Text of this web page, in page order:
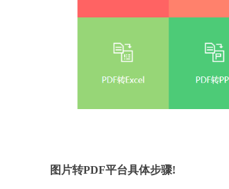
图片转PDF平台具体步骤!